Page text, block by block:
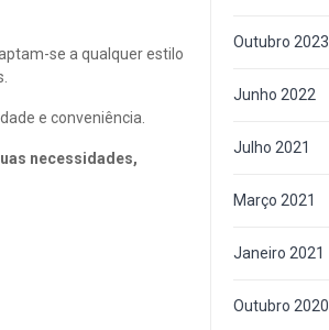
se a qualquer estilo
e conveniência.
necessidades,
Outubro 2023
Junho 2022
Julho 2021
Março 2021
Janeiro 2021
Outubro 2020